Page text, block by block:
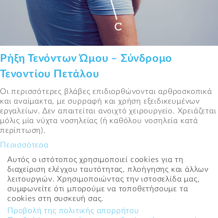
Facebook
Αναζήτηση...
Ρήξη Τενόντων Ώμου – Σύνδρομο
Τενοντίου Πετάλου
Οι περισσότερες βλάβες επιδιορθώνονται αρθροσκοπικά
και αναίμακτα, με συρραφή και χρήση εξειδικευμένων
εργαλείων. Δεν απαιτείται ανοιχτό χειρουργείο. Χρειάζεται
μόλις μία νύχτα νοσηλείας (ή καθόλου νοσηλεία κατά
περίπτωση).
Περισσότερα
Βρίσκεστε εδώ: Κεντρική
→
ρήξη στροφέων - Τotal Οrtho Care
Αυτός ο ιστότοπος χρησιμοποιεί cookies για τη
διαχείριση ελέγχου ταυτότητας, πλοήγησης και άλλων
λειτουργιών. Χρησιμοποιώντας την ιστοσελίδα μας,
συμφωνείτε ότι μπορούμε να τοποθετήσουμε τα
cookies στη συσκευή σας.
Προβολή της πολιτικής απορρήτου